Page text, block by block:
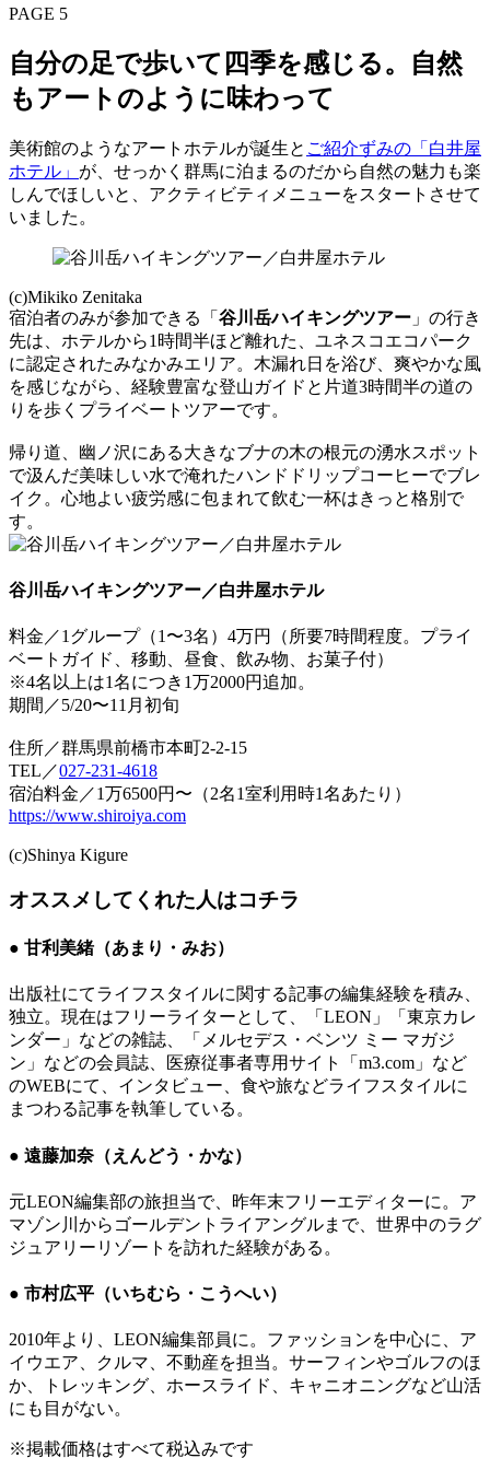
PAGE 5
自分の足で歩いて四季を感じる。自然
もアートのように味わって
美術館のようなアートホテルが誕生と ご紹介ずみの「白井屋
ホテル」 が、せっかく群馬に泊まるのだから自然の魅力も楽
しんでほしいと、アクティビティメニューをスタートさせて
いました。
(c)Mikiko Zenitaka
宿泊者のみが参加できる「 谷川岳ハイキングツアー 」の行き
先は、ホテルから1時間半ほど離れた、ユネスコエコパーク
に認定されたみなかみエリア。木漏れ日を浴び、爽やかな風
を感じながら、経験豊富な登山ガイドと片道3時間半の道の
りを歩くプライベートツアーです。
帰り道、幽ノ沢にある大きなブナの木の根元の湧水スポット
で汲んだ美味しい水で淹れたハンドドリップコーヒーでブレ
イク。心地よい疲労感に包まれて飲む一杯はきっと格別で
す。
谷川岳ハイキングツアー／白井屋ホテル
料金／1グループ（1〜3名）4万円（所要7時間程度。プライ
ベートガイド、移動、昼食、飲み物、お菓子付）
※4名以上は1名につき1万2000円追加。
期間／5/20〜11月初旬
住所／群馬県前橋市本町2-2-15
TEL／027-231-4618
宿泊料金／1万6500円〜（2名1室利用時1名あたり）
https://www.shiroiya.com
(c)Shinya Kigure
オススメしてくれた人はコチラ
● 甘利美緒（あまり・みお）
出版社にてライフスタイルに関する記事の編集経験を積み、
独立。現在はフリーライターとして、「LEON」「東京カレ
ンダー」などの雑誌、「メルセデス・ベンツ ミー マガジ
ン」などの会員誌、医療従事者専用サイト「m3.com」など
のWEBにて、インタビュー、食や旅などライフスタイルに
まつわる記事を執筆している。
● 遠藤加奈（えんどう・かな）
元LEON編集部の旅担当で、昨年末フリーエディターに。ア
マゾン川からゴールデントライアングルまで、世界中のラグ
ジュアリーリゾートを訪れた経験がある。
● 市村広平（いちむら・こうへい）
2010年より、LEON編集部員に。ファッションを中心に、ア
イウエア、クルマ、不動産を担当。サーフィンやゴルフのほ
か、トレッキング、ホースライド、キャニオニングなど山活
にも目がない。
※掲載価格はすべて税込みです